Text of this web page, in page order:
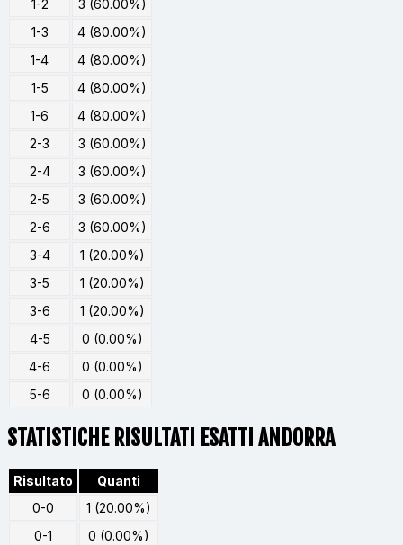
1-2
3 (60.00%)
1-3
4 (80.00%)
1-4
4 (80.00%)
1-5
4 (80.00%)
1-6
4 (80.00%)
2-3
3 (60.00%)
2-4
3 (60.00%)
2-5
3 (60.00%)
2-6
3 (60.00%)
3-4
1 (20.00%)
3-5
1 (20.00%)
3-6
1 (20.00%)
4-5
0 (0.00%)
4-6
0 (0.00%)
5-6
0 (0.00%)
STATISTICHE RISULTATI ESATTI ANDORRA
Risultato
Quanti
0-0
1 (20.00%)
0-1
0 (0.00%)